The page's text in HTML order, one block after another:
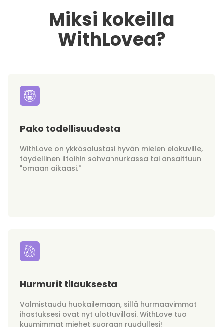
Miksi kokeilla
WithLovea?
Pako todellisuudesta
WithLove on ykkösalustasi hyvän mielen elokuville,
täydellinen iltoihin sohvannurkassa tai ansaittuun
"omaan aikaasi."
Hurmurit tilauksesta
Valmistaudu huokailemaan, sillä hurmaavimmat
ihastuksesi ovat nyt ulottuvillasi. WithLove tuo
kuumimmat miehet suoraan ruudullesi!